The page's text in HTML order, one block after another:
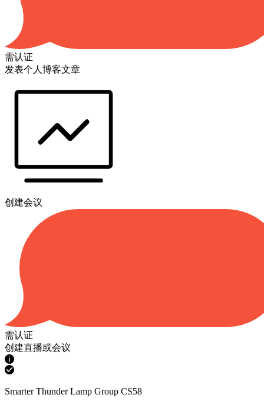
需认证
发表个人博客文章
创建会议
需认证
创建直播或会议
Smarter Thunder Lamp Group CS58